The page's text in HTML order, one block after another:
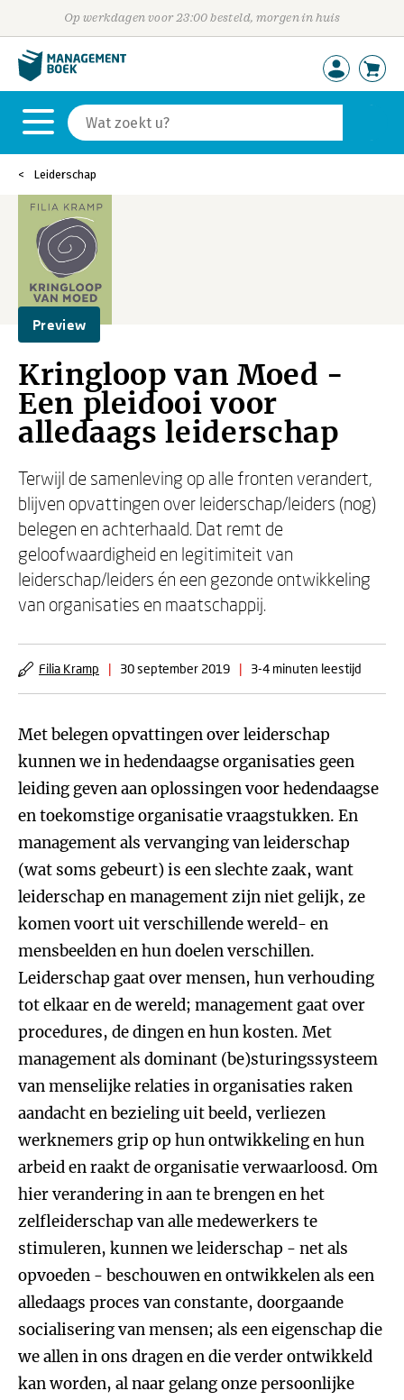
Op werkdagen voor 23:00 besteld, morgen in huis
Leiderschap
Preview
Kringloop van Moed -
Een pleidooi voor
alledaags leiderschap
Terwijl de samenleving op alle fronten verandert,
blijven opvattingen over leiderschap/leiders (nog)
belegen en achterhaald. Dat remt de
geloofwaardigheid en legitimiteit van
leiderschap/leiders én een gezonde ontwikkeling
van organisaties en maatschappij.
Filia Kramp | 30 september 2019 | 3-4 minuten leestijd
Met belegen opvattingen over leiderschap
kunnen we in hedendaagse organisaties geen
leiding geven aan oplossingen voor hedendaagse
en toekomstige organisatie vraagstukken. En
management als vervanging van leiderschap
(wat soms gebeurt) is een slechte zaak, want
leiderschap en management zijn niet gelijk, ze
komen voort uit verschillende wereld- en
mensbeelden en hun doelen verschillen.
Leiderschap gaat over mensen, hun verhouding
tot elkaar en de wereld; management gaat over
procedures, de dingen en hun kosten. Met
management als dominant (be)sturingssysteem
van menselijke relaties in organisaties raken
aandacht en bezieling uit beeld, verliezen
werknemers grip op hun ontwikkeling en hun
arbeid en raakt de organisatie verwaarloosd. Om
hier verandering in aan te brengen en het
zelfleiderschap van alle medewerkers te
stimuleren, kunnen we leiderschap - net als
opvoeden - beschouwen en ontwikkelen als een
alledaags proces van constante, doorgaande
socialisering van mensen; als een eigenschap die
we allen in ons dragen en die verder ontwikkeld
kan worden, al naar gelang onze persoonlijke